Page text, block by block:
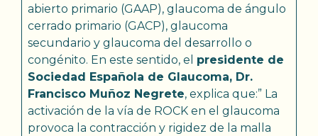
abierto primario (GAAP), glaucoma de ángulo
cerrado primario (GACP), glaucoma
secundario y glaucoma del desarrollo o
congénito. En este sentido, el presidente de
Sociedad Española de Glaucoma, Dr.
Francisco Muñoz Negrete, explica que:” La
activación de la vía de ROCK en el glaucoma
provoca la contracción y rigidez de la malla